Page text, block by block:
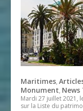
Maritimes,
Monument, News
Mardi 27 juillet 2021,
sur la Liste du